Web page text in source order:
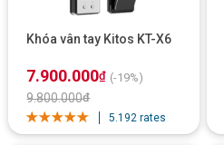
Khóa vân tay Kitos KT-X6
7.900.000₫ (-19%)
9.800.000₫
5.192 rates